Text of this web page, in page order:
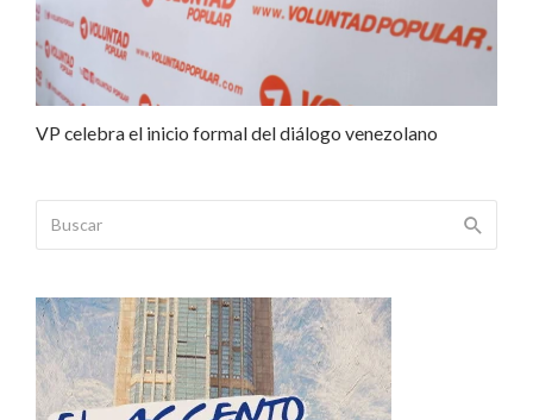
VP celebra el inicio formal del diálogo venezolano